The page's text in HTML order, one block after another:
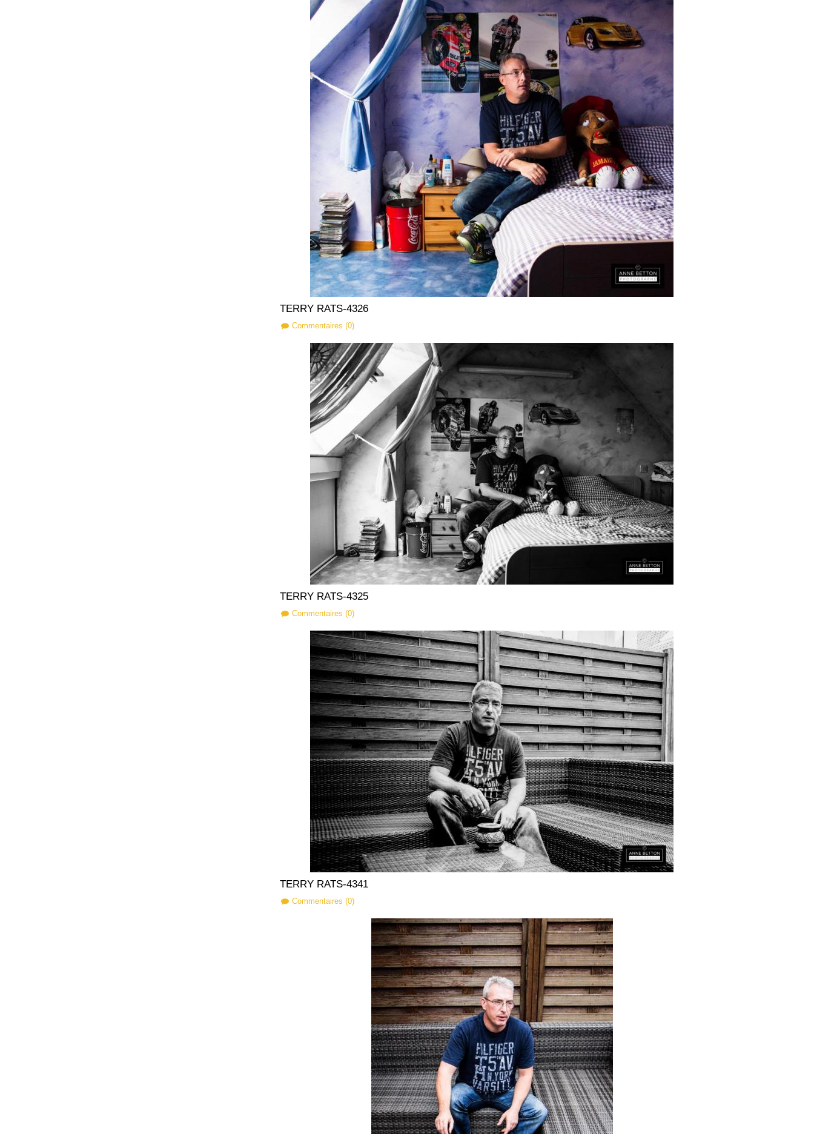
TERRY RATS-4326
Commentaires (0)
TERRY RATS-4325
Commentaires (0)
TERRY RATS-4341
Commentaires (0)